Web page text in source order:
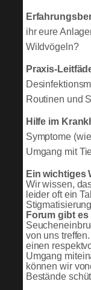
ihr eure
Wildvögeln?
Praxis-
Routinen und
Hilfe im
Symptome
Umgang mit
Ein wichtiges
Wir wissen,
leider oft ein
Forum gibt
von uns
einen
Umgang
können wir
Bestände